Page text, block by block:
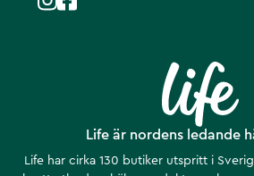
Life är nordens ledande
Life har cirka 130 butiker utspritt i